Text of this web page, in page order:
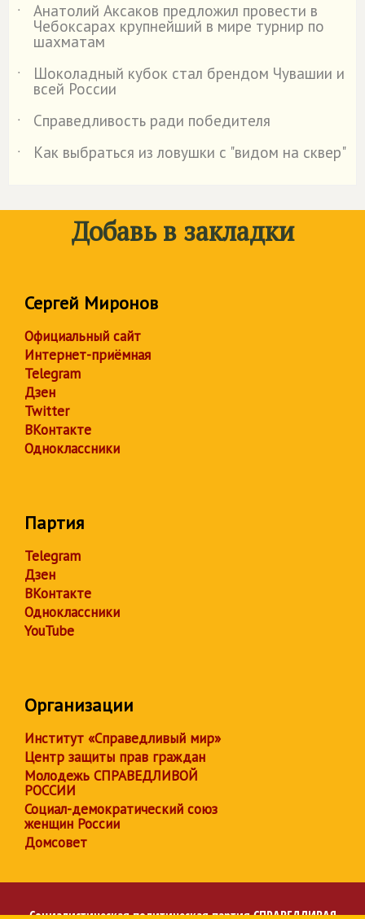
˙
Анатолий Аксаков предложил провести в
Чебоксарах крупнейший в мире турнир по
шахматам
˙
Шоколадный кубок стал брендом Чувашии и
всей России
˙
Справедливость ради победителя
˙
Как выбраться из ловушки с "видом на сквер"
Добавь в закладки
Сергей Миронов
Официальный сайт
Интернет-приёмная
Telegram
Дзен
Twitter
ВКонтакте
Одноклассники
Партия
Telegram
Дзен
ВКонтакте
Одноклассники
YouTube
Организации
Институт «Справедливый мир»
Центр защиты прав граждан
Молодежь СПРАВЕДЛИВОЙ
РОССИИ
Социал-демократический союз
женщин России
Домсовет